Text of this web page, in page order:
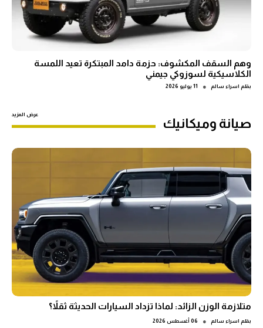
وهم السقف المكشوف: حزمة دامد المبتكرة تعيد اللمسة
الكلاسيكية لسوزوكي جيمني
بقلم اسراء سالم ● 11 يوليو 2026
صيانة وميكانيك
عرض المزيد
متلازمة الوزن الزائد: لماذا تزداد السيارات الحديثة ثقلاً؟
بقلم اسراء سالم ● 06 أغسطس 2026